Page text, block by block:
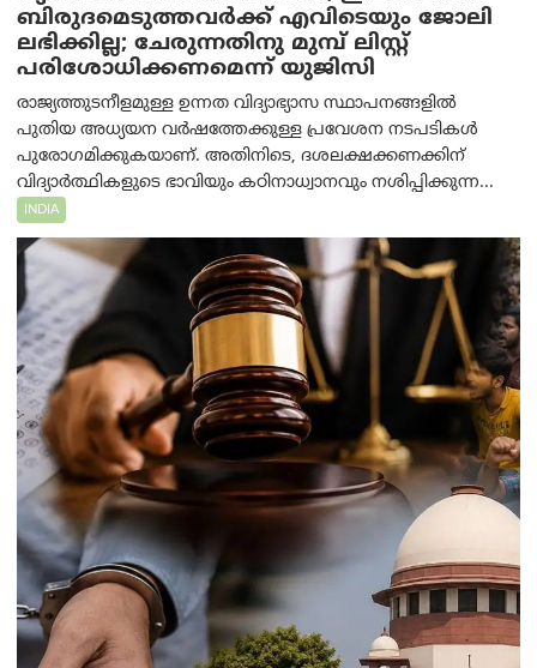
ബിരുദമെടുത്തവര്‍ക്ക് എവിടെയും ജോലി
ലഭിക്കില്ല; ചേരുന്നതിനു മുമ്പ് ലിസ്റ്റ്
പരിശോധിക്കണമെന്ന് യുജിസി
രാജ്യത്തുടനീളമുള്ള ഉന്നത വിദ്യാഭ്യാസ സ്ഥാപനങ്ങളിൽ
പുതിയ അധ്യയന വർഷത്തേക്കുള്ള പ്രവേശന നടപടികൾ
പുരോഗമിക്കുകയാണ്. അതിനിടെ, ദശലക്ഷക്കണക്കിന്
വിദ്യാർത്ഥികളുടെ ഭാവിയും കഠിനാധ്വാനവും നശിപ്പിക്കുന്ന...
INDIA